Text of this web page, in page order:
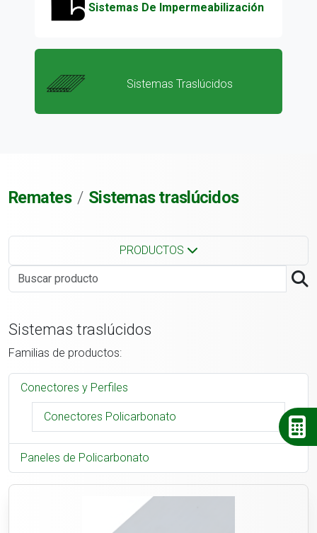
Sistemas De Impermeabilización
Sistemas Traslúcidos
Remates Sistemas traslúcidos
PRODUCTOS
Sistemas traslúcidos
Familias de productos:
Conectores y Perfiles
Conectores Policarbonato
Paneles de Policarbonato